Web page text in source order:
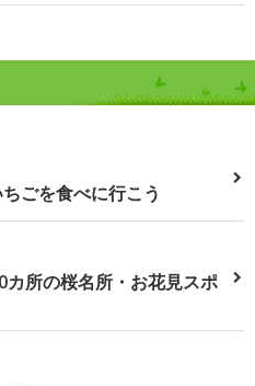
ごを食べに行こう
カ所の桜名所・お花見スポ